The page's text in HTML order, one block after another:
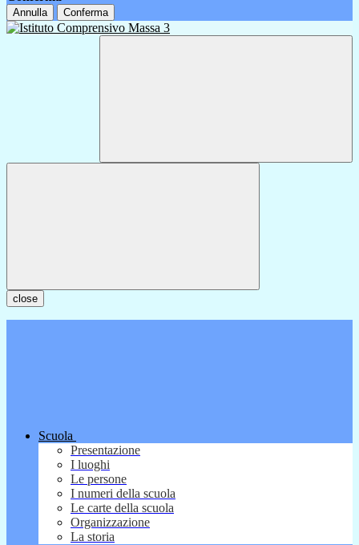
Annulla Conferma
close
Scuola
Presentazione
I luoghi
Le persone
I numeri della scuola
Le carte della scuola
Organizzazione
La storia